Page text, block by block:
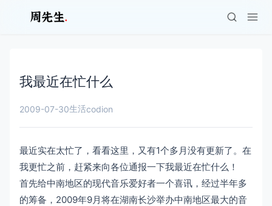
我最近在忙什么
2009-07-30生活codion
最近实在太忙了，看看这里，又有1个多月没有更新了。在
我更忙之前，赶紧来向各位通报一下我最近在忙什么！
首先给中南地区的现代音乐爱好者一个喜讯，经过半年多
的筹备，2009年9月将在湖南长沙举办中南地区最大的音